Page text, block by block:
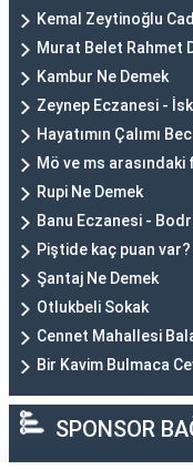
Kemal Zeytinoğlu
Murat Belet Rahmet
Kambur Ne Demek
Zeynep Eczanesi -
Hayatımın Çalımı
Mö ve ms arasındaki
Rupi Ne Demek
Banu Eczanesi -
Piştide kaç puan var?
Şantaj Ne Demek
Otlukbeli Sokak
Cennet Mahallesi
Bir Kavim Bulmaca
SPONSOR